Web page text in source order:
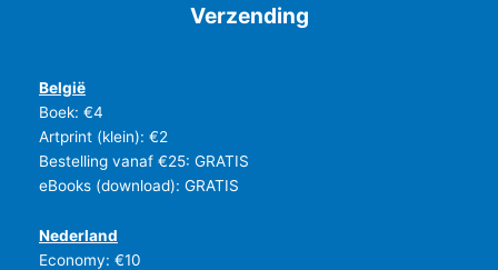
Verzending
België
Boek: €4
Artprint (klein): €2
Bestelling vanaf €25: GRATIS
eBooks (download): GRATIS
Nederland
Economy: €10